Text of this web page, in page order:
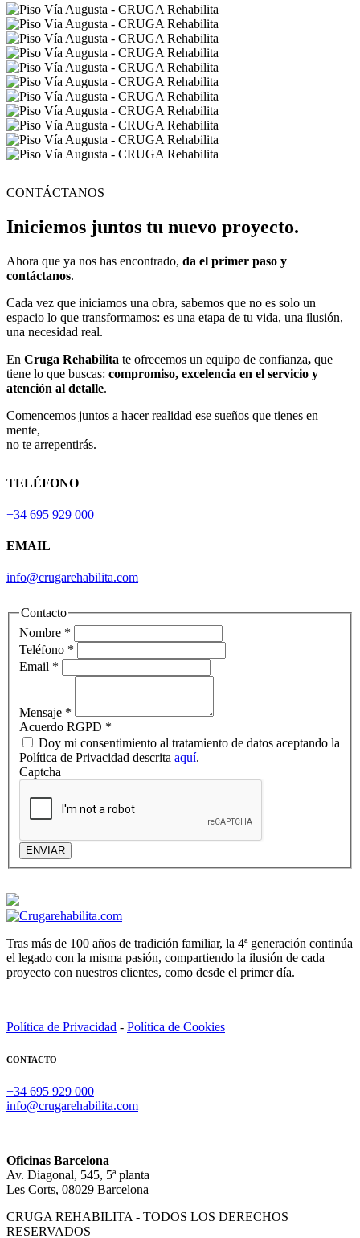
CONTÁCTANOS
Iniciemos juntos tu nuevo proyecto.
Ahora que ya nos has encontrado, da el primer paso y
contáctanos.
Cada vez que iniciamos una obra, sabemos que no es solo un
espacio lo que transformamos: es una etapa de tu vida, una ilusión,
una necesidad real.
En Cruga Rehabilita te ofrecemos un equipo de confianza, que
tiene lo que buscas: compromiso, excelencia en el servicio y
atención al detalle.
Comencemos juntos a hacer realidad ese sueños que tienes en
mente,
no te arrepentirás.
TELÉFONO
+34 695 929 000
EMAIL
info@crugarehabilita.com
Contacto
Nombre *
Teléfono *
Email *
Mensaje *
Acuerdo RGPD *
Política de Privacidad descrita aquí.
Captcha
ENVIAR
Tras más de 100 años de tradición familiar, la 4ª generación continúa
el legado con la misma pasión, compartiendo la ilusión de cada
proyecto con nuestros clientes, como desde el primer día.
Política de Privacidad - Política de Cookies
CONTACTO
+34 695 929 000
info@crugarehabilita.com
Oficinas Barcelona
Av. Diagonal, 545, 5ª planta
Les Corts, 08029 Barcelona
CRUGA REHABILITA - TODOS LOS DERECHOS
RESERVADOS